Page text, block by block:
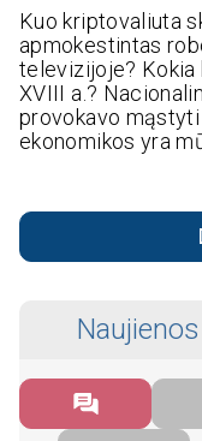
Kuo kriptovaliuta
apmokestintas
televizijoje? Kokia
XVIII a.?
provokavo
ekonomikos yra
Naujienos